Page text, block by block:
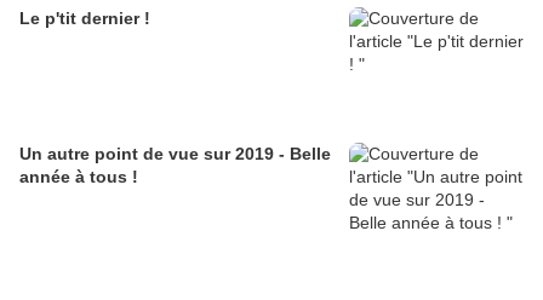
Le p'tit dernier !
Un autre point de vue sur 2019 - Belle
année à tous !